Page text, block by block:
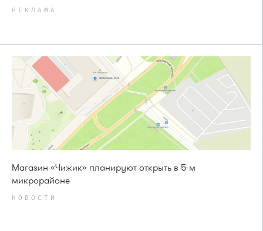
РЕКЛАМА
Магазин «Чижик» планируют открыть в 5-м
микрорайоне
НОВОСТИ